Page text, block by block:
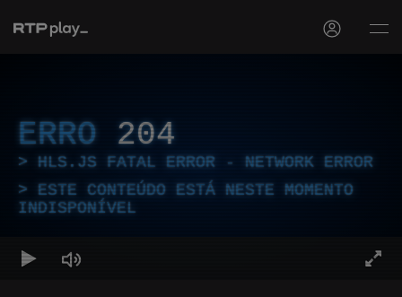
ERRO 204
HLS.JS FATAL ERROR - NETWORK ERROR
ESTE CONTEÚDO ESTÁ NESTE MOMENTO
INDISPONÍVEL